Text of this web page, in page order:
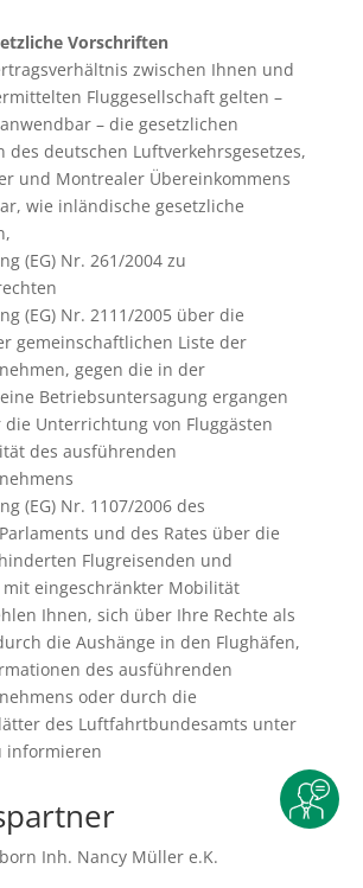
Vorschriften
zwischen Ihnen und
Fluggesellschaft gelten –
– die gesetzlichen
des deutschen Luftverkehrsgesetzes,
und Montrealer Übereinkommens
wie inländische gesetzliche
(EG) Nr. 261/2004 zu
(EG) Nr. 2111/2005 über die
gemeinschaftlichen Liste der
gegen die in der
Betriebsuntersagung ergangen
Unterrichtung von Fluggästen
des ausführenden
(EG) Nr. 1107/2006 des
und des Rates über die
Flugreisenden und
mit eingeschränkter Mobilität
Ihnen, sich über Ihre Rechte als
die Aushänge in den Flughäfen,
des ausführenden
oder durch die
des Luftfahrtbundesamts unter
informieren
Inh. Nancy Müller e.K.